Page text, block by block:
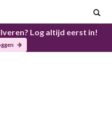
Log altijd eerst in!